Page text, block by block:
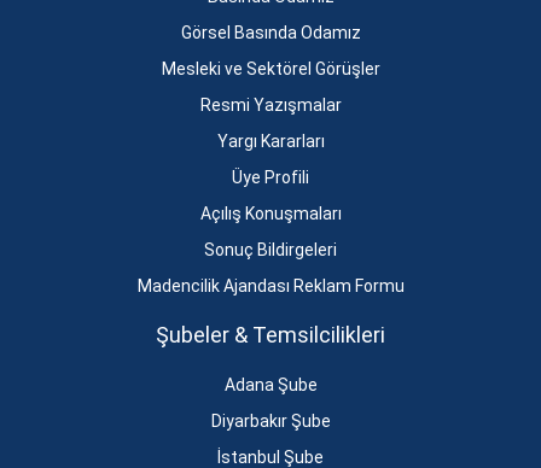
Görsel Basında Odamız
Mesleki ve Sektörel Görüşler
Resmi Yazışmalar
Yargı Kararları
Üye Profili
Açılış Konuşmaları
Sonuç Bildirgeleri
Madencilik Ajandası Reklam Formu
Şubeler & Temsilcilikleri
Adana Şube
Diyarbakır Şube
İstanbul Şube